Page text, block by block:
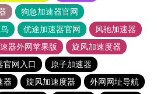
狗急加速器官网
优途加速器官网
风驰加速器
器外网苹果版
旋风加速度器
官网入口
原子加速器
器 旋风加速度器
外网网址导航